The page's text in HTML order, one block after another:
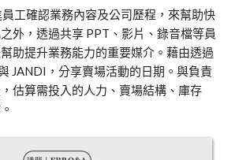
工確認業務內容及公司歷程，來幫助快
外，透過共享 PPT、影片、錄音檔等員
助提升業務能力的重要媒介。藉由透過
JANDI，分享賣場活動的日期。與負責
估算需投入的人力、賣場結構、庫存